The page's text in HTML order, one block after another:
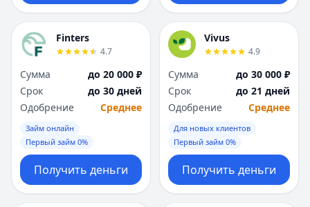
Finters
4.7
Сумма
до 20 000 ₽
Срок
до 30 дней
Одобрение
Среднее
Займ онлайн
Первый займ 0%
Получить деньги
Vivus
4.9
Сумма
до 30 000 ₽
Срок
до 21 дней
Одобрение
Среднее
Для новых клиентов
Первый займ 0%
Получить деньги